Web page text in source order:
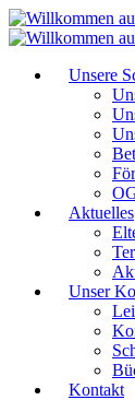
Unsere
Aktuelles
Unser
Kontakt